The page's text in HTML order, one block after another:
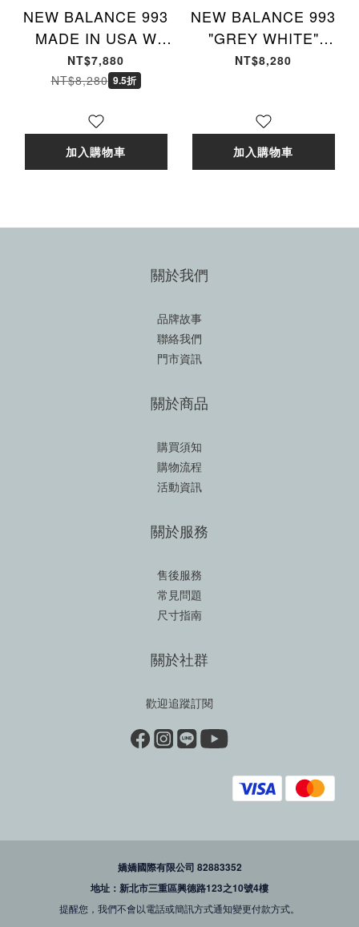
NEW BALANCE 993
MADE IN USA W
"GREY" 元祖灰 復古
女款 WR993GL [台灣
NT$7,880
NT$8,280 9.5折
加入購物車
NEW BALANCE 993
"GREY WHITE"
Made in USA 元祖灰
NT$8,280
加入購物車
關於我們
品牌故事
聯絡我們
門市資訊
關於商品
購買須知
購物流程
活動資訊
關於服務
售後服務
常見問題
尺寸指南
關於社群
歡迎追蹤訂閱
嬌嬌國際有限公司 82883352
地址：新北市三重區興德路123之10號4樓
提醒您，我們不會以電話或簡訊方式通知變更付款方式。